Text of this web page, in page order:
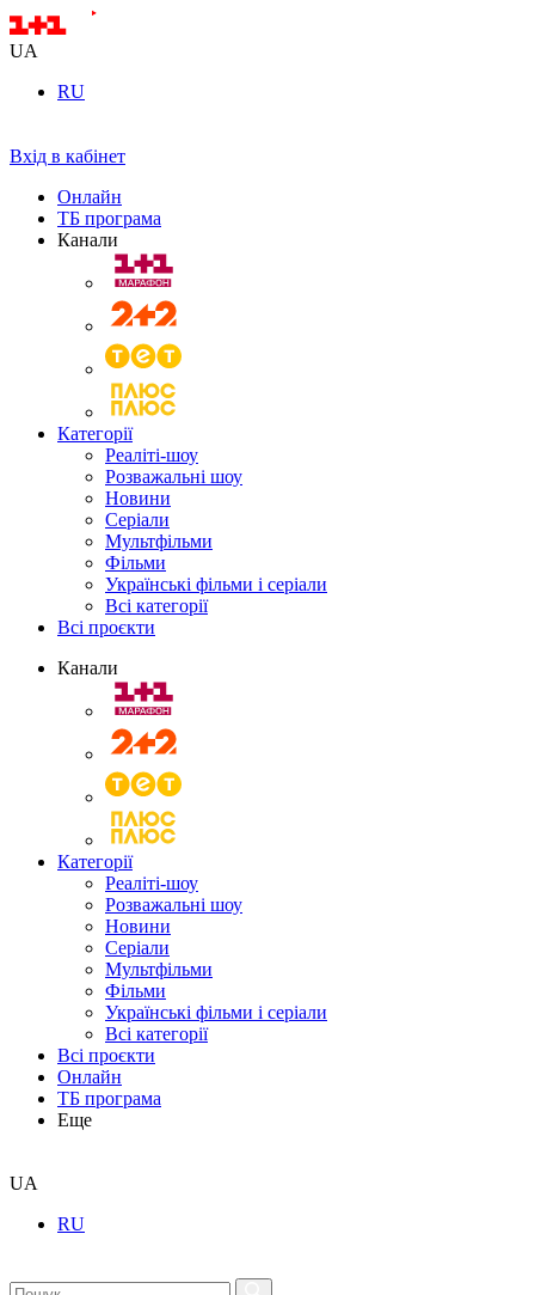
UA
RU
Вхід в кабінет
Онлайн
ТБ програма
Канали
Категорії
Реаліті-шоу
Розважальні шоу
Новини
Серіали
Мультфільми
Фільми
Українські фільми і серіали
Всі категорії
Всі проєкти
Канали
Категорії
Реаліті-шоу
Розважальні шоу
Новини
Серіали
Мультфільми
Фільми
Українські фільми і серіали
Всі категорії
Всі проєкти
Онлайн
ТБ програма
Еще
UA
RU